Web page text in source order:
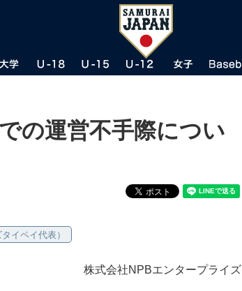
の運営不手際につい
イペイ代表）
株式会社NPBエンタープライズ